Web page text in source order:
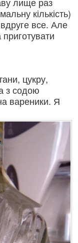
кількість)
все. Але
приготувати
цукру,
з содою
вареники. Я